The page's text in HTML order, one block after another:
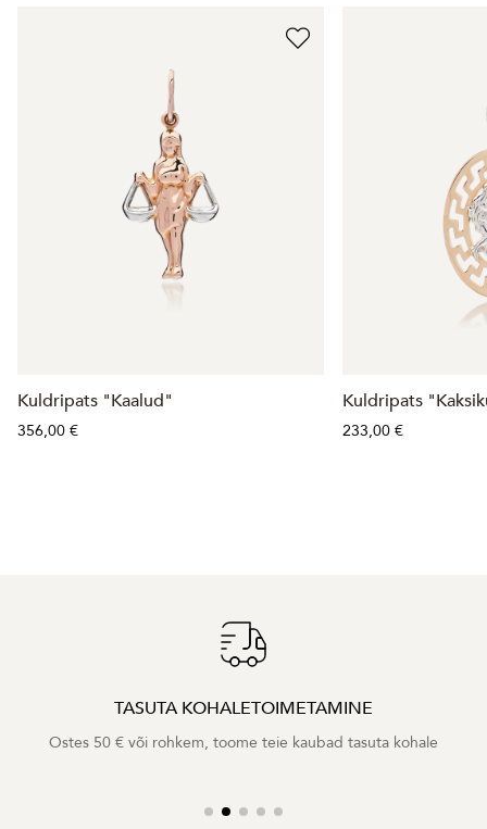
Kuldripats "Kaalud"
356,00 €
Kuldripats
233,00 €
TASUTA KOHALETOIMETAMINE
Ostes 50 € või rohkem, toome teie kaubad tasuta kohale